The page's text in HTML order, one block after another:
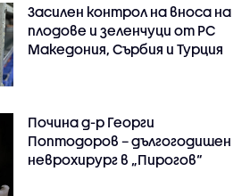
Засилен контрол на вноса на
плодове и зеленчуци от РС
Македония, Сърбия и Турция
Почина д-р Георги
Поптодоров – дългогодишен
неврохирург в „Пирогов“